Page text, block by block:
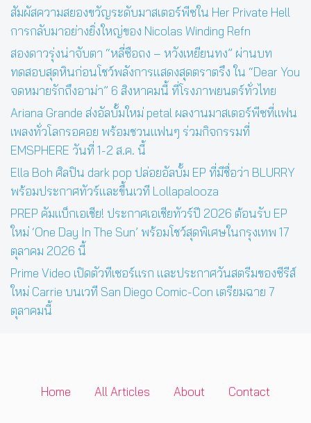
สัมผัสความสยองขวัญระดับมาสเตอร์พีซใน Her Private Hell
การกลับมาอย่างยิ่งใหญ่ของ Nicolas Winding Refn
สองดาวรุ่งน่าจับตา “หลี่ซือถง – หวังเหยียนทง” ผ่านบท
ทดสอบสุดหินก่อนโชว์พลังการแสดงสุดตราตรึง ใน “Dear You
จดหมายรักถึงอาม่า” 6 สิงหาคมนี้ ที่โรงภาพยนตร์ทั่วไทย
Ariana Grande ส่งอัลบั้มใหม่ petal ผลงานมาสเตอร์พีซที่แฟน
เพลงทั่วโลกรอคอย พร้อมชวนแฟนๆ ร่วมกิจกรรมที่
EMSPHERE วันที่ 1-2 ส.ค. นี้
Ella Boh ศิลปิน dark pop ปล่อยอัลบั้ม EP ที่มีชื่อว่า BLURRY
พร้อมประกาศทัวร์และขึ้นเวที Lollapalooza
PREP คัมแบ็กเอเชีย! ประกาศเอเชียทัวร์ปี 2026 ต้อนรับ EP
ใหม่ ‘One Day In The Sun’ พร้อมโชว์สุดพิเศษในกรุงเทพ 17
ตุลาคม 2026 นี้
Prime Video เปิดตัวทีเซอร์แรก และประกาศวันสตรีมของซีรีส์
ใหม่ Carrie บนเวที San Diego Comic-Con เตรียมฉาย 7
ตุลาคมนี้
Home All Articles About Contact